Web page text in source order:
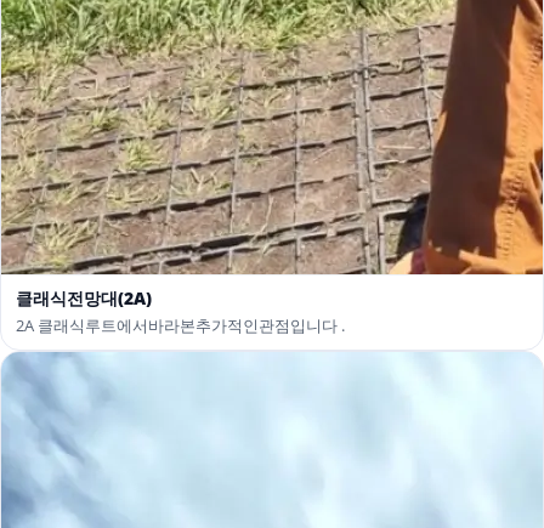
클래식전망대(2A)
2A 클래식루트에서바라본추가적인관점입니다 .